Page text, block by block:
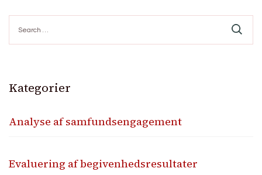
for:
Kategorier
Analyse af samfundsengagement
Evaluering af begivenhedsresultater